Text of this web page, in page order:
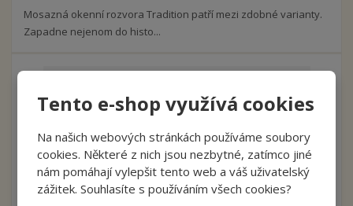
Tento e-shop využívá cookies
Na našich webových stránkách používáme soubory
cookies. Některé z nich jsou nezbytné, zatímco jiné
nám pomáhají vylepšit tento web a váš uživatelský
zážitek. Souhlasíte s používáním všech cookies?
Mosazná okenní rozvora Tradition patří mezi zdobné varianty.
Zapadne nejenom do histo...